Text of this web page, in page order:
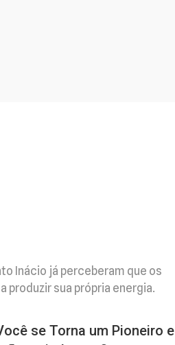
Inácio já perceberam que os
produzir sua própria energia.
se Torna um Pioneiro e